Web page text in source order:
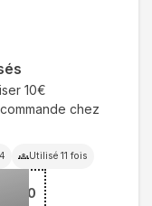
10€
chez
Utilisé 11 fois